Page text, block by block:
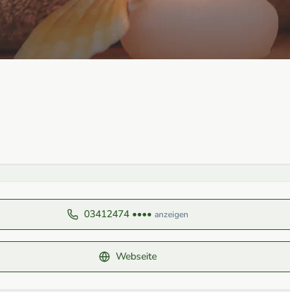
03412474 •••• anzeigen
Webseite